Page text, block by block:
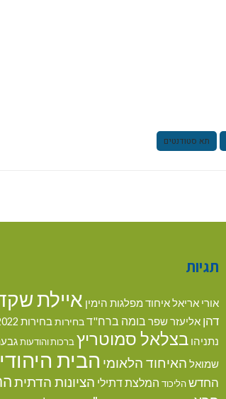
תא סטודנטים
תגיות
אורי אריאלאיחוד מפלגות הימין איילת
דהן אליעזר שפר בומה ברח"דבחירות בחירות 2022
נתניהו בצלאל סמוטריץ ברכות והודעות
שמואל האיחוד הלאומי הבית היהודי
החדשהליכוד המלצת דתילי הציונות הדתית